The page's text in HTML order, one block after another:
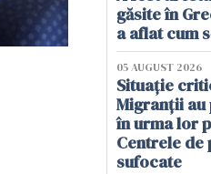
găsite în
a aflat cum
05 AUGUST 2026
Situație
Migranții au
în urma lor
Centrele
sufocate